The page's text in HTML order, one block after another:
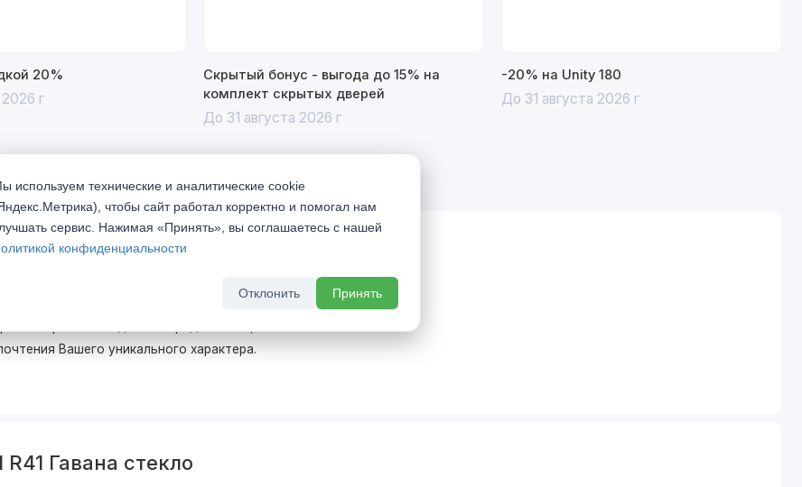
20%
г
Скрытый бонус - выгода до 15% на
комплект скрытых дверей
До 31 августа 2026 г
-20% на Unity 180
До 31 августа 2026 г
к себе домой, где даже двери соответствуют
модельный ряд коллекции ROYAL
Вашего уникального характера.
Гавана стекло
используем технические и аналитические cookie
чтобы сайт работал корректно и помогал нам
сервис. Нажимая «Принять», вы соглашаетесь с нашей
конфиденциальности
Отклонить Принять